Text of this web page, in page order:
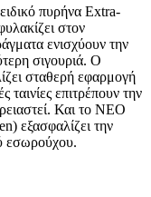
πυρήνα Extra-
στον
ενισχύουν την
σιγουριά. Ο
σταθερή εφαρμογή
επιτρέπουν την
Και το ΝΕΟ
εξασφαλίζει την
εσωρούχου.